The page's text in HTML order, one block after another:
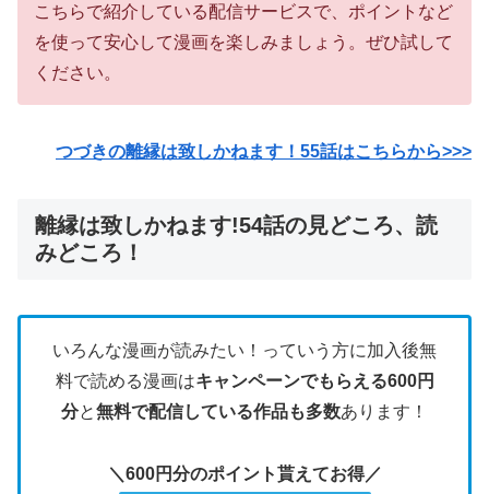
こちらで紹介している配信サービスで、ポイントなど
を使って安心して漫画を楽しみましょう。ぜひ試して
ください。
つづきの離縁は致しかねます！55話はこちらから>>>
離縁は致しかねます!54話の見どころ、読
みどころ！
いろんな漫画が読みたい！っていう方に加入後無
料で読める漫画はキャンペーンでもらえる600円
分と無料で配信している作品も多数あります！
＼600円分のポイント貰えてお得／